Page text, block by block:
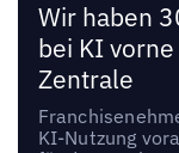
Wir haben
bei KI
Zentrale
KI-Nutzung